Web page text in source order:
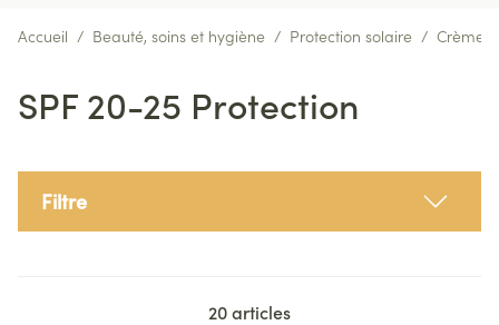
Accueil / Beauté, soins et hygiène / Protection solaire / Crèmes
SPF 20-25 Protection
Filtre
20articles